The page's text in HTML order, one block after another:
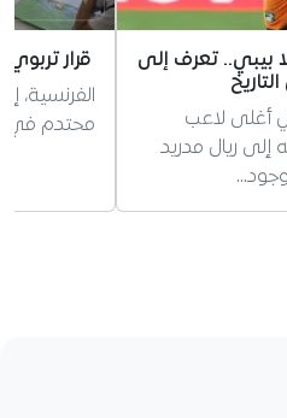
بيبي.. تعرف إلى
أغلى لاعب
إلى ريال مدريد
قرار
الفرنسية،
محتدم في